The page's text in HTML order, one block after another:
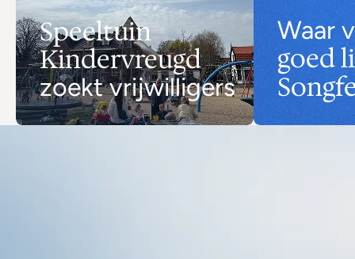
Speeltuin
Kindervreugd
zoekt vrijwilligers
goed